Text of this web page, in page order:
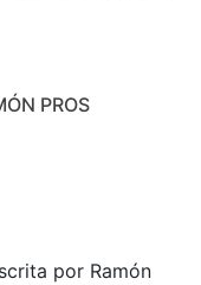
PROS
por Ramón